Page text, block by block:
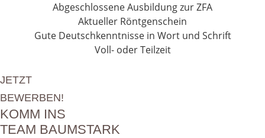
Abgeschlossene Ausbildung zur ZFA
Aktueller Röntgenschein
Gute Deutschkenntnisse in Wort und Schrift
Voll- oder Teilzeit
JETZT
BEWERBEN!
KOMM INS
TEAM BAUMSTARK